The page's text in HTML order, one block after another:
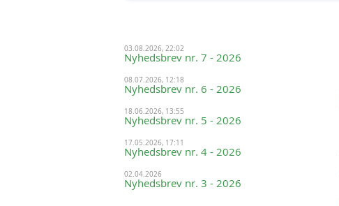
03.08.2026, 22:02
Nyhedsbrev nr. 7 - 2026
08.07.2026, 12:18
Nyhedsbrev nr. 6 - 2026
18.06.2026, 13:55
Nyhedsbrev nr. 5 - 2026
17.05.2026, 17:11
Nyhedsbrev nr. 4 - 2026
02.04.2026
Nyhedsbrev nr. 3 - 2026